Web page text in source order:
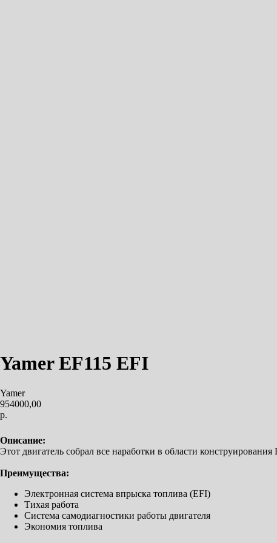
Yamer EF115 EFI
Yamer
954000,00
р.
Описание:
Этот двигатель собрал все наработки в области
Преимущества:
Электронная система впрыска топлива (EFI)
Тихая работа
Система самодиагностики работы двигателя
Экономия топлива